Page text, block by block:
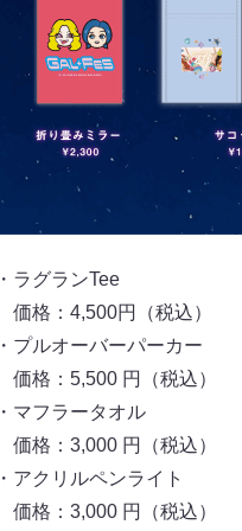
・ラグランTee
価格：4,500円（税込）
・プルオーバーパーカー
価格：5,500 円（税込）
・マフラータオル
価格：3,000 円（税込）
・アクリルペンライト
価格：3,000 円（税込）